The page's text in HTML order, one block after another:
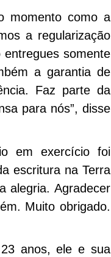
momento como a
a regularização
somente
a garantia de
Faz parte da
para nós”, disse
em exercício foi
escritura na Terra
alegria. Agradecer
Muito obrigado.
anos, ele e sua